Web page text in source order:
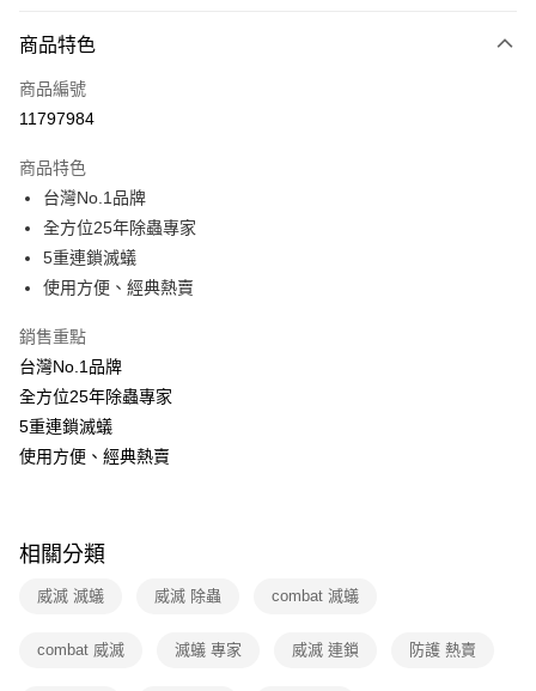
全家線上支付
運送方式
全家取貨付款
免運費
常溫-付款後全家取貨
免運費
商品特色
商品編號
11797984
商品特色
台灣No.1品牌
全方位25年除蟲專家
5重連鎖滅蟻
使用方便、經典熱賣
銷售重點
台灣No.1品牌
全方位25年除蟲專家
5重連鎖滅蟻
使用方便、經典熱賣
相關分類
威滅 滅蟻 威滅 除蟲 combat 滅蟻
combat 威滅 滅蟻 專家 威滅 連鎖 防護 熱賣